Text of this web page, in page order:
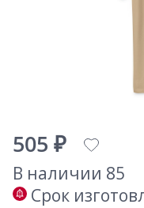
505 ₽
В наличии 85
Срок